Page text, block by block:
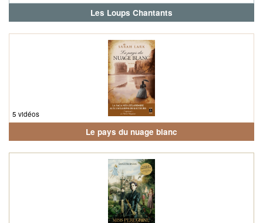
Les Loups Chantants
5 vidéos
Le pays du nuage blanc